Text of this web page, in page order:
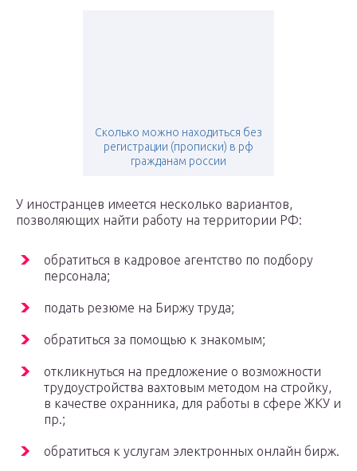
Сколько можно находиться без
регистрации (прописки) в рф
гражданам россии
У иностранцев имеется несколько вариантов,
позволяющих найти работу на территории РФ:
обратиться в кадровое агентство по подбору
персонала;
подать резюме на Биржу труда;
обратиться за помощью к знакомым;
откликнуться на предложение о возможности
трудоустройства вахтовым методом на стройку,
в качестве охранника, для работы в сфере ЖКУ и
пр.;
обратиться к услугам электронных онлайн бирж.